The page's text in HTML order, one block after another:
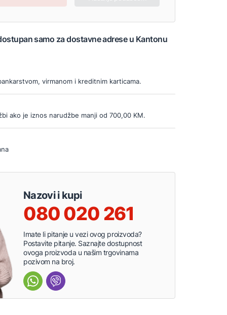
samo za dostavne adrese u Kantonu
virmanom i kreditnim karticama.
ako je iznos narudžbe manji od 700,00 KM.
Nazovi i kupi
080 020 261
Imate li pitanje u vezi ovog proizvoda?
Postavite pitanje. Saznajte dostupnost
ovoga proizvoda u našim trgovinama
pozivom na broj.